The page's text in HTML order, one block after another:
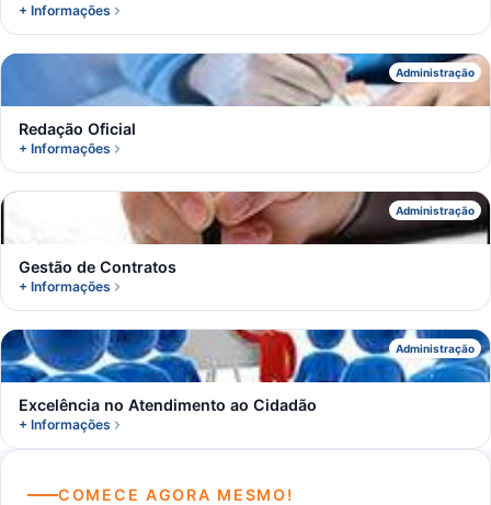
+ Informações
Administração
R
Redação Oficial
+ Informações
Administração
G
Gestão de Contratos
+ Informações
Administração
E
Excelência no Atendimento ao Cidadão
+ Informações
COMECE AGORA MESMO!